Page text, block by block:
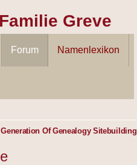
Familie Greve
Forum Namenlexikon
Generation Of Genealogy Sitebuilding